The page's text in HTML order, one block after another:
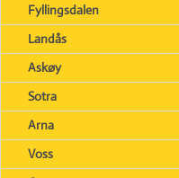
Fyllingsdalen
Landås
Askøy
Sotra
Arna
Voss